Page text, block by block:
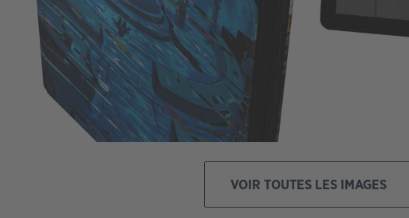
VOIR TOUTES LES IMAGES